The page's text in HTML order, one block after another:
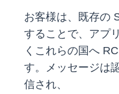
お客様は、既存の
することで、アプ
くこれらの国へ
す。メッセージは
信され、